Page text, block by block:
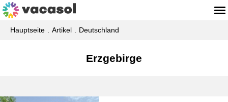
Hauptseite Artikel Deutschland
Erzgebirge